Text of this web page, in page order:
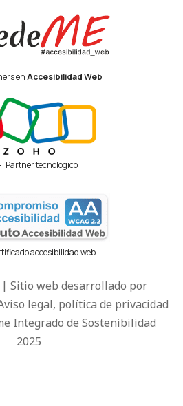
enAccesibilidad Web
Partner tecnológico
accesibilidad web
Sitio web desarrollado por
legal, política de privacidad
Integrado de Sostenibilidad
2025